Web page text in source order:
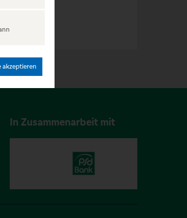
In Zusammenarbeit mit
akzeptieren